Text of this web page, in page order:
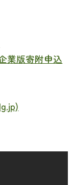
業版寄附申込